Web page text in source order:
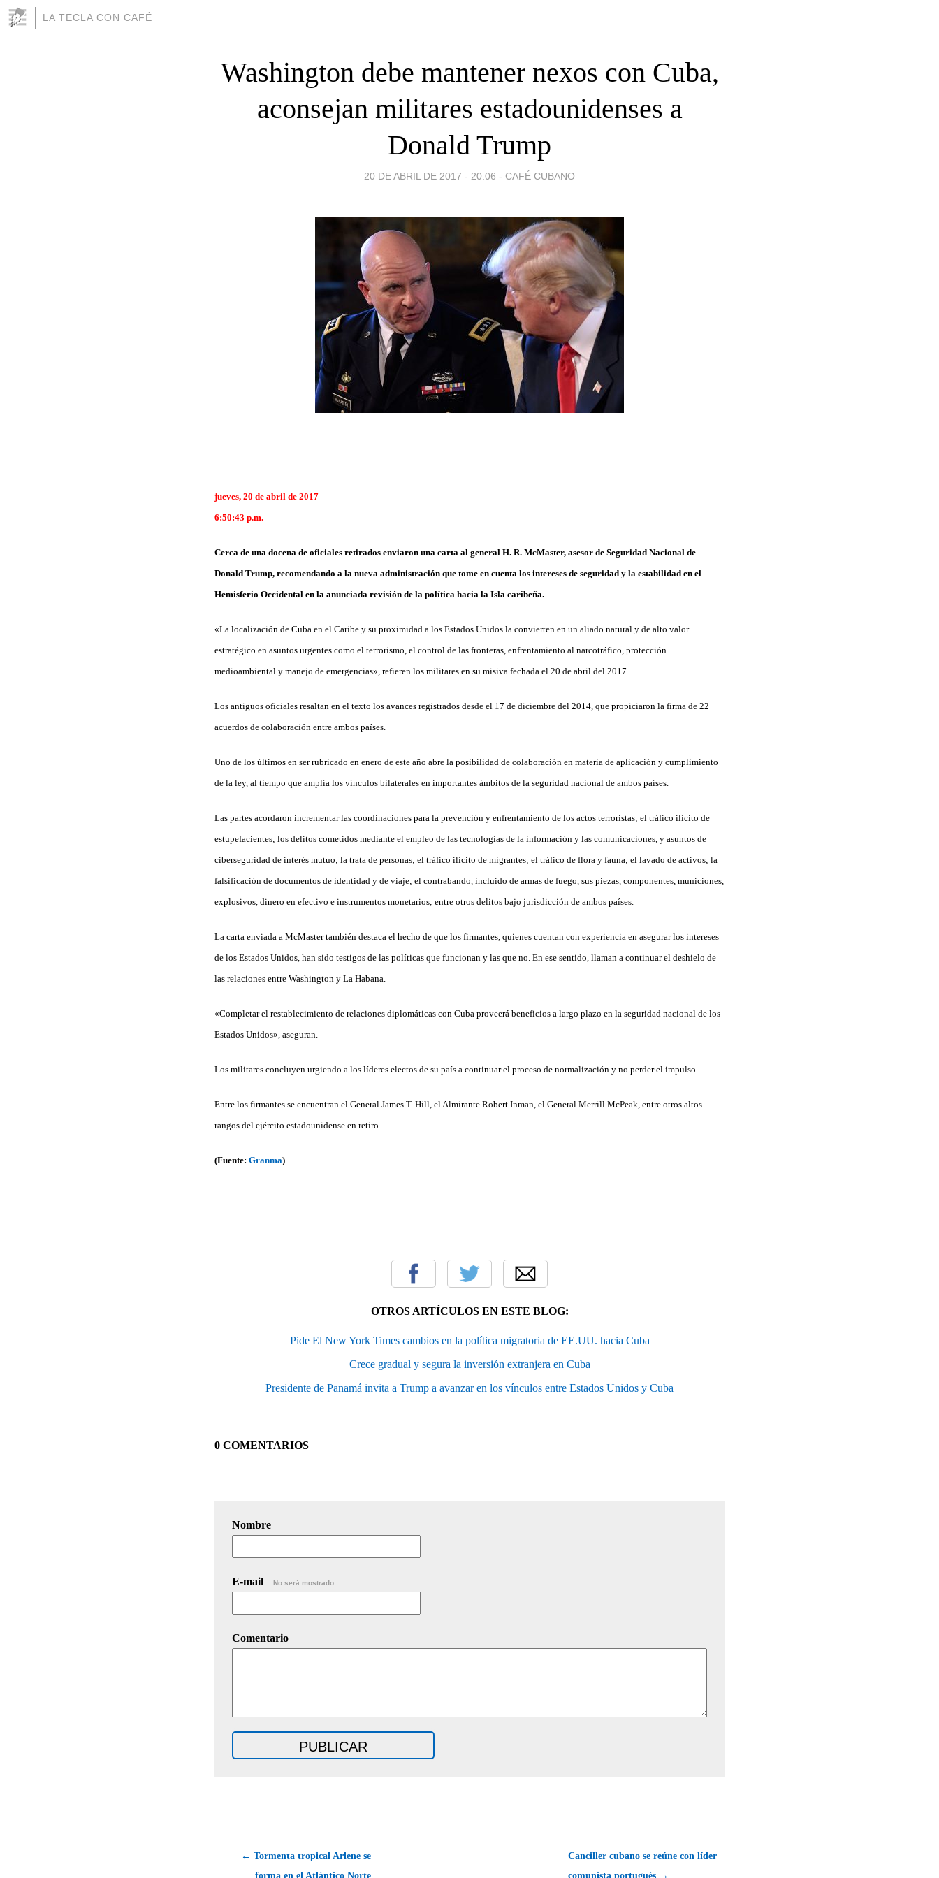
LA TECLA CON CAFÉ
Washington debe mantener nexos con Cuba,
aconsejan militares estadounidenses a
Donald Trump
20 DE ABRIL DE 2017 - 20:06 - CAFÉ CUBANO
jueves, 20 de abril de 2017
6:50:43 p.m.
Cerca de una docena de oficiales retirados enviaron una carta al general H. R. McMaster, asesor de Seguridad Nacional de
Donald Trump, recomendando a la nueva administración que tome en cuenta los intereses de seguridad y la estabilidad en el
Hemisferio Occidental en la anunciada revisión de la política hacia la Isla caribeña.
«La localización de Cuba en el Caribe y su proximidad a los Estados Unidos la convierten en un aliado natural y de alto valor
estratégico en asuntos urgentes como el terrorismo, el control de las fronteras, enfrentamiento al narcotráfico, protección
medioambiental y manejo de emergencias», refieren los militares en su misiva fechada el 20 de abril del 2017.
Los antiguos oficiales resaltan en el texto los avances registrados desde el 17 de diciembre del 2014, que propiciaron la firma de 22
acuerdos de colaboración entre ambos países.
Uno de los últimos en ser rubricado en enero de este año abre la posibilidad de colaboración en materia de aplicación y cumplimiento
de la ley, al tiempo que amplía los vínculos bilaterales en importantes ámbitos de la seguridad nacional de ambos países.
Las partes acordaron incrementar las coordinaciones para la prevención y enfrentamiento de los actos terroristas; el tráfico ilícito de
estupefacientes; los delitos cometidos mediante el empleo de las tecnologías de la información y las comunicaciones, y asuntos de
ciberseguridad de interés mutuo; la trata de personas; el tráfico ilícito de migrantes; el tráfico de flora y fauna; el lavado de activos; la
falsificación de documentos de identidad y de viaje; el contrabando, incluido de armas de fuego, sus piezas, componentes, municiones,
explosivos, dinero en efectivo e instrumentos monetarios; entre otros delitos bajo jurisdicción de ambos países.
La carta enviada a McMaster también destaca el hecho de que los firmantes, quienes cuentan con experiencia en asegurar los intereses
de los Estados Unidos, han sido testigos de las políticas que funcionan y las que no. En ese sentido, llaman a continuar el deshielo de
las relaciones entre Washington y La Habana.
«Completar el restablecimiento de relaciones diplomáticas con Cuba proveerá beneficios a largo plazo en la seguridad nacional de los
Estados Unidos», aseguran.
Los militares concluyen urgiendo a los líderes electos de su país a continuar el proceso de normalización y no perder el impulso.
Entre los firmantes se encuentran el General James T. Hill, el Almirante Robert Inman, el General Merrill McPeak, entre otros altos
rangos del ejército estadounidense en retiro.
(Fuente: Granma)
OTROS ARTÍCULOS EN ESTE BLOG:
Pide El New York Times cambios en la política migratoria de EE.UU. hacia Cuba
Crece gradual y segura la inversión extranjera en Cuba
Presidente de Panamá invita a Trump a avanzar en los vínculos entre Estados Unidos y Cuba
0 COMENTARIOS
Nombre
E-mail No será mostrado.
Comentario
← Tormenta tropical Arlene se
forma en el Atlántico Norte
Canciller cubano se reúne con líder
comunista portugués →